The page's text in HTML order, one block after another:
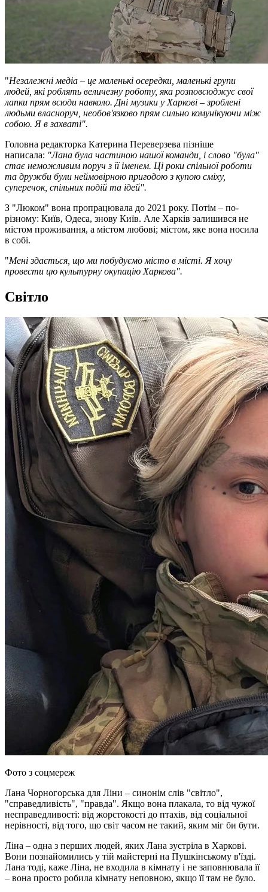
"Незалежні медіа – це маленькі осередки, маленькі групи
людей, які роблять величезну роботу, яка розповсюджує свої
лапки прям всюди навколо. Дні музики у Харкові – зроблені
людьми власноруч, необов'язково прям сильно комунікуючи між
собою. Я в захваті".
Головна редакторка Катерина Переверзева пізніше
написала: "Лана була частиною нашої команди, і слово "була"
стає неможливим поруч з її іменем. Ці роки спільної роботи
та дружби були неймовірною пригодою з купою сміху,
суперечок, спільних подій та ідей".
З "Люком" вона пропрацювала до 2021 року. Потім – по-
різному: Київ, Одеса, знову Київ. Але Харків залишився не
містом проживання, а містом любові; містом, яке вона носила
в собі.
"Мені здається, що ми побудуємо місто в місті. Я хочу
провести цю культурну окупацію Харкова".
Світло
Фото з соцмереж
Лана Чорногорська для Ліни – синонім слів "світло",
"справедливість", "правда". Якщо вона плакала, то від чужої
несправедливості: від жорстокості до птахів, від соціальної
нерівності, від того, що світ часом не такий, яким міг би бути.
Ліна – одна з перших людей, яких Лана зустріла в Харкові.
Вони познайомились у тій майстерні на Пушкінському в'їзді.
Лана тоді, каже Ліна, не входила в кімнату і не заповнювала її
– вона просто робила кімнату неповною, якщо її там не було.